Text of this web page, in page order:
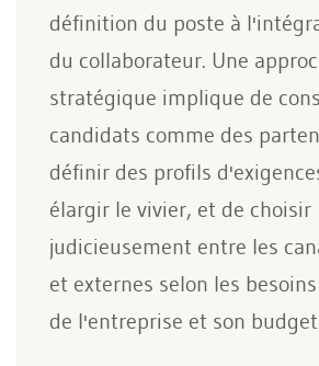
définition du poste à
du collaborateur. Une
stratégique implique de
candidats comme des
définir des profils
élargir le vivier, et de choisir
judicieusement entre les
et externes selon les
de l'entreprise et son